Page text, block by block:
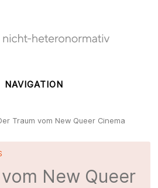
NAVIGATION
Traum vom New Queer Cinema
New Queer